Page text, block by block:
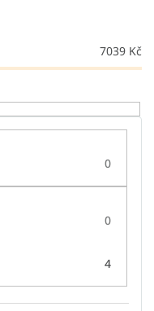
7039 Kč
0
0
4